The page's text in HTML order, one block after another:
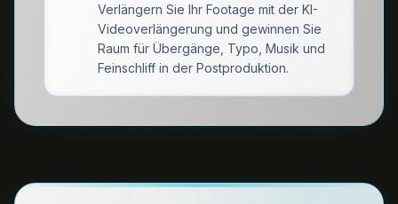
Verlängern Sie Ihr Footage mit der KI-
Videoverlängerung und gewinnen Sie
Raum für Übergänge, Typo, Musik und
Feinschliff in der Postproduktion.